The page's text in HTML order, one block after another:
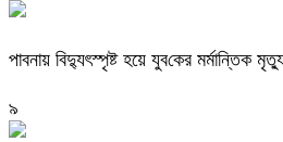
পাবনায় বিদ্যুৎস্পৃষ্ট হয়ে যুব‌কের মর্মান্তিক
৯